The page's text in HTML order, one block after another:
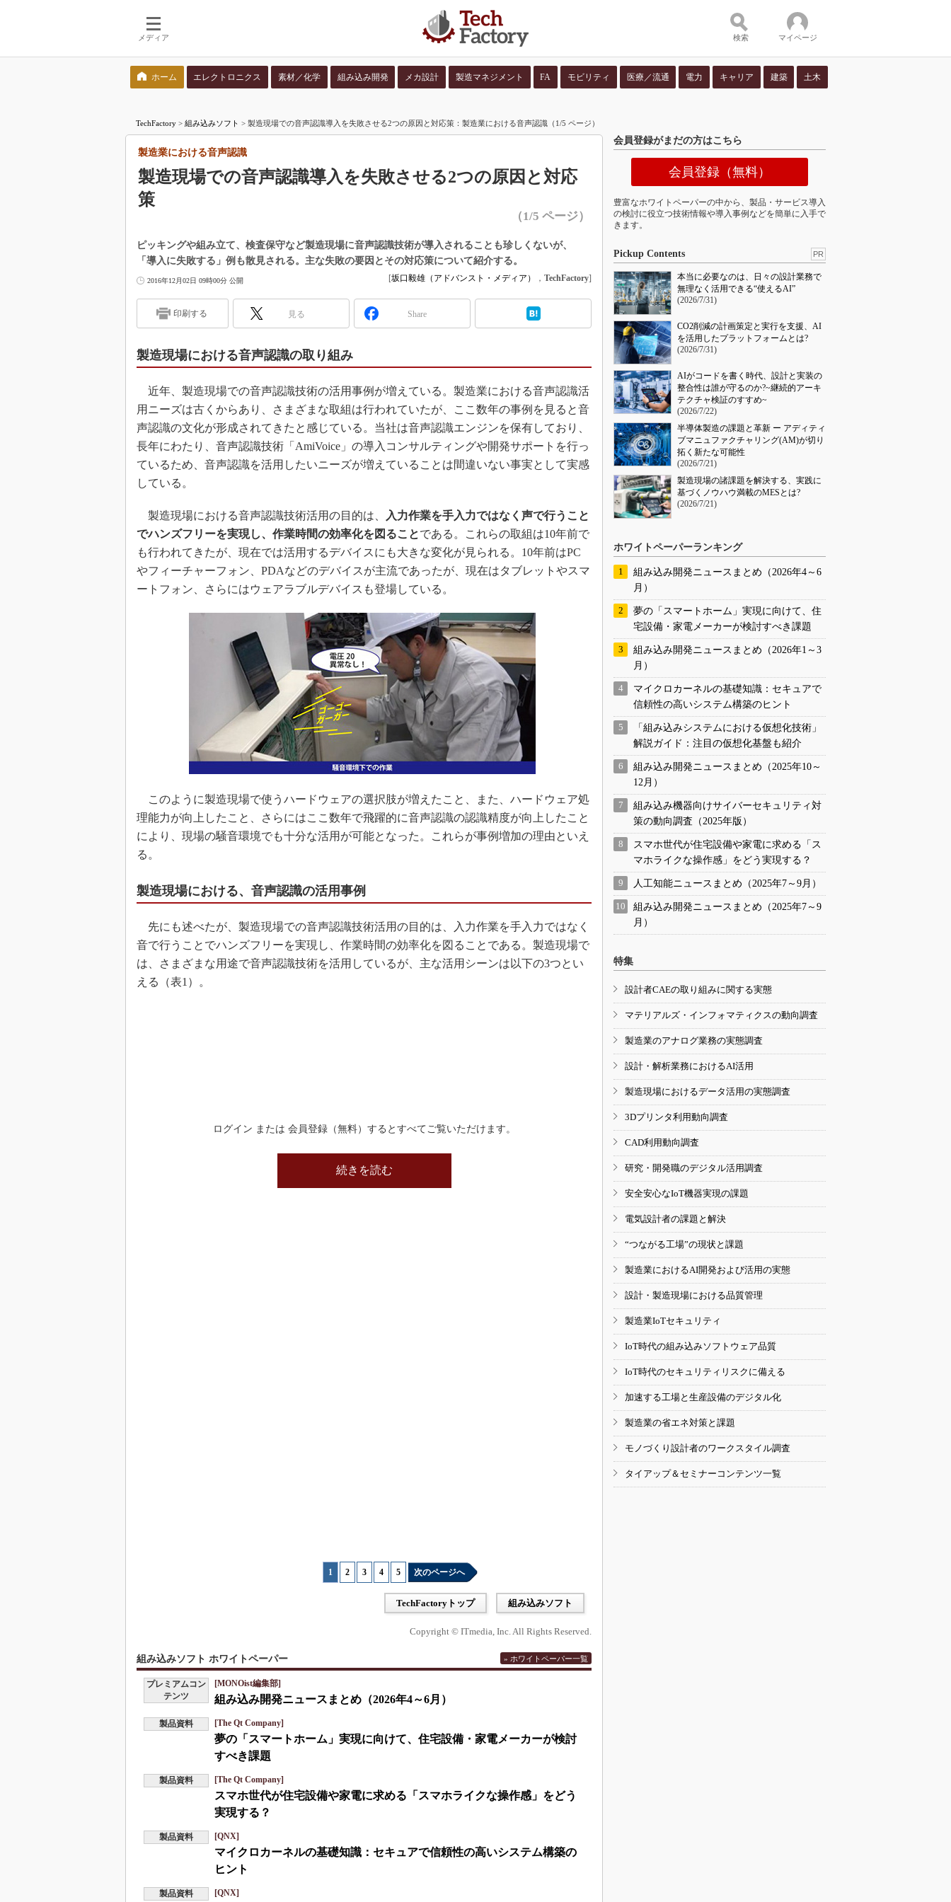
メディア 検索 マイページ
ホーム エレクトロニクス 素材／化学 組み込み開発 メカ設計 製造マネジメント FA モビリティ 医療／流通 電力 キャリア 建築 土木
TechFactory > 組み込みソフト > 製造現場での音声認識導入を失敗させる2つの原因と対応策：製造業における音声認識（1/5 ページ）
製造現場での音声認識導入を失敗させる2つの原因と対応
策
製造業における音声認識
（1/5 ページ）
ピッキングや組み立て、検査保守など製造現場に音声認識技術が導入されることも珍しくないが、
「導入に失敗する」例も散見される。主な失敗の要因とその対応策について紹介する。
2016年12月02日 09時00分 公開 [坂口毅雄（アドバンスト・メディア） ， TechFactory]
印刷する 見る Share
製造現場における音声認識の取り組み
近年、製造現場での音声認識技術の活用事例が増えている。製造業における音声認識活
用ニーズは古くからあり、さまざまな取組は行われていたが、ここ数年の事例を見ると音
声認識の文化が形成されてきたと感じている。当社は音声認識エンジンを保有しており、
長年にわたり、音声認識技術「AmiVoice」の導入コンサルティングや開発サポートを行っ
ているため、音声認識を活用したいニーズが増えていることは間違いない事実として実感
している。
製造現場における音声認識技術活用の目的は、
入力作業を手入力ではなく声で行うこと
でハンズフリーを実現し、作業時間の効率化を図ることである。これらの取組は10年前で
も行われてきたが、現在では活用するデバイスにも大きな変化が見られる。10年前はPC
やフィーチャーフォン、PDAなどのデバイスが主流であったが、現在はタブレットやスマ
ートフォン、さらにはウェアラブルデバイスも登場している。
このように製造現場で使うハードウェアの選択肢が増えたこと、また、ハードウェア処
理能力が向上したこと、さらにはここ数年で飛躍的に音声認識の認識精度が向上したこと
により、現場の騒音環境でも十分な活用が可能となった。これらが事例増加の理由といえ
る。
製造現場における、音声認識の活用事例
先にも述べたが、製造現場での音声認識技術活用の目的は、入力作業を手入力ではなく
音で行うことでハンズフリーを実現し、作業時間の効率化を図ることである。製造現場で
は、さまざまな用途で音声認識技術を活用しているが、主な活用シーンは以下の3つとい
える（表1）。
ログイン または 会員登録（無料）するとすべてご覧いただけます。
続きを読む
1 2 3 4 5 次のページへ
TechFactoryトップ 組み込みソフト
Copyright © ITmedia, Inc. All Rights Reserved.
組み込みソフト ホワイトペーパー » ホワイトペーパー一覧
プレミアムコン
テンツ
[MONOist編集部]
組み込み開発ニュースまとめ（2026年4～6月）
製品資料 [The Qt Company]
夢の「スマートホーム」実現に向けて、住宅設備・家電メーカーが検討
すべき課題
製品資料 [The Qt Company]
スマホ世代が住宅設備や家電に求める「スマホライクな操作感」をどう
実現する？
製品資料 [QNX]
マイクロカーネルの基礎知識：セキュアで信頼性の高いシステム構築の
ヒント
製品資料 [QNX]
会員登録がまだの方はこちら
会員登録（無料）
豊富なホワイトペーパーの中から、製品・サービス導入
の検討に役立つ技術情報や導入事例などを簡単に入手で
きます。
Pickup Contents PR
本当に必要なのは、日々の設計業務で
無理なく活用できる“使えるAI”
(2026/7/31)
CO2削減の計画策定と実行を支援、AI
を活用したプラットフォームとは?
(2026/7/31)
AIがコードを書く時代、設計と実装の
整合性は誰が守るのか?~継続的アーキ
テクチャ検証のすすめ~
(2026/7/22)
半導体製造の課題と革新 ー アディティ
ブマニュファクチャリング(AM)が切り
拓く新たな可能性
(2026/7/21)
製造現場の諸課題を解決する、実践に
基づくノウハウ満載のMESとは?
(2026/7/21)
ホワイトペーパーランキング
組み込み開発ニュースまとめ（2026年4～6
月）
夢の「スマートホーム」実現に向けて、住
宅設備・家電メーカーが検討すべき課題
組み込み開発ニュースまとめ（2026年1～3
月）
マイクロカーネルの基礎知識：セキュアで
信頼性の高いシステム構築のヒント
「組み込みシステムにおける仮想化技術」
解説ガイド：注目の仮想化基盤も紹介
組み込み開発ニュースまとめ（2025年10～
12月）
組み込み機器向けサイバーセキュリティ対
策の動向調査（2025年版）
スマホ世代が住宅設備や家電に求める「ス
マホライクな操作感」をどう実現する？
人工知能ニュースまとめ（2025年7～9月）
組み込み開発ニュースまとめ（2025年7～9
月）
特集
設計者CAEの取り組みに関する実態
マテリアルズ・インフォマティクスの動向調査
製造業のアナログ業務の実態調査
設計・解析業務におけるAI活用
製造現場におけるデータ活用の実態調査
3Dプリンタ利用動向調査
CAD利用動向調査
研究・開発職のデジタル活用調査
安全安心なIoT機器実現の課題
電気設計者の課題と解決
“つながる工場”の現状と課題
製造業におけるAI開発および活用の実態
設計・製造現場における品質管理
製造業IoTセキュリティ
IoT時代の組み込みソフトウェア品質
IoT時代のセキュリティリスクに備える
加速する工場と生産設備のデジタル化
製造業の省エネ対策と課題
モノづくり設計者のワークスタイル調査
タイアップ＆セミナーコンテンツ一覧